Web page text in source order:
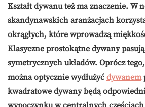
Kształt dywanu też ma znaczenie. W
skandynawskich aranżacjach
okrągłych, które wprowadzą
Klasyczne prostokątne dywany
symetrycznych układów. Oprócz
można optycznie wydłużyć dywanem
kwadratowe dywany będą